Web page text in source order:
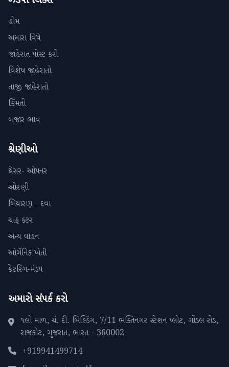
હોમ
અમારા વિષે
જાહેરાત પોસ્ટ કરો
વિશેષ જાહેરાતો
તાજી જાહેરાતો
કિંમતો
બજાર ભાવ
શ્રેણીઓ
થ્રેસર- ઓપનર
ઓરણી
બિયારણ - દવા
ચાફ ક્ટર
અન્ય વાહન
ઓર્ગેનિક ખેતી
કેટરિંગ-મંડપ
અમારો સંપર્ક કરો
૧લો માળ, ચં. દી. બિલ્ડિંગ, 7/11 ભક્તિનગર સ્ટેશન પ્લોટ, ગોંડલ રોડ,
રાજકોટ, ગુજરાત, ભારત - 360002
+919941499714